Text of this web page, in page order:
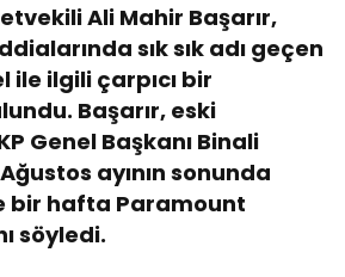
Ali Mahir Başarır,
sık sık adı geçen
ile ilgili çarpıcı bir
Başarır, eski
Genel Başkanı Binali
Ağustos ayının sonunda
bir hafta Paramount
söyledi.